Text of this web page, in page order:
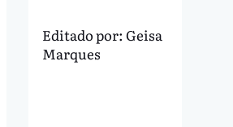
Editado por: Geisa
Marques